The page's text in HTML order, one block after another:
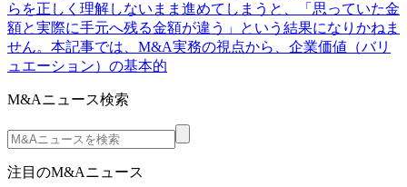
らを正しく理解しないまま進めてしまうと、「思っていた金
額と実際に手元へ残る金額が違う」という結果になりかねま
せん。本記事では、M&A実務の視点から、企業価値（バリ
ュエーション）の基本的
M&Aニュース検索
注目のM&Aニュース